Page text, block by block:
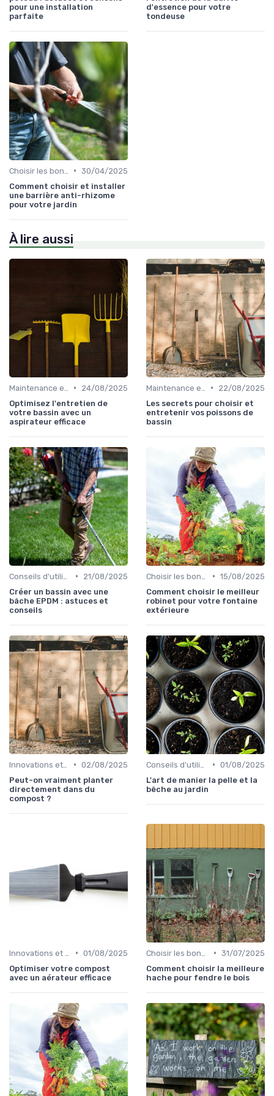
pour une installation
parfaite
d'essence pour votre
tondeuse
• 30/04/2025
Comment choisir et installer
une barrière anti-rhizome
pour votre jardin
À lire aussi
•
24/08/2025
Optimisez l'entretien de
votre bassin avec un
aspirateur efficace
•
22/08/2025
Les secrets pour choisir et
entretenir vos poissons de
bassin
•
21/08/2025
Créer un bassin avec une
bâche EPDM : astuces et
conseils
• 15/08/2025
Comment choisir le meilleur
robinet pour votre fontaine
extérieure
• 02/08/2025
Peut-on vraiment planter
directement dans du
compost ?
• 01/08/2025
L'art de manier la pelle et la
bêche au jardin
• 01/08/2025
Optimiser votre compost
avec un aérateur efficace
• 31/07/2025
Comment choisir la meilleure
hache pour fendre le bois